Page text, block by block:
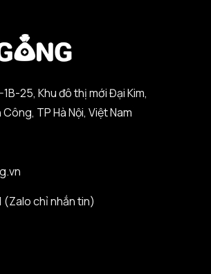
25, Khu đô thị mới Đại Kim,
TP Hà Nội, Việt Nam
(Zalo chỉ nhắn tin)